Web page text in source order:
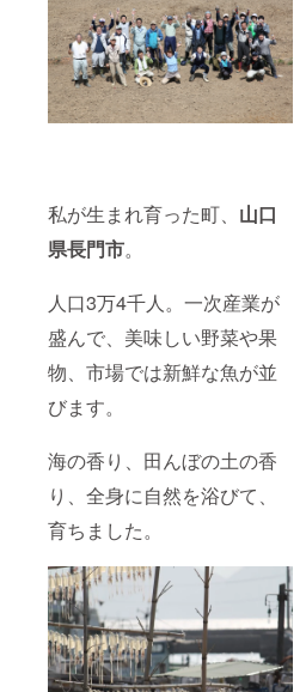
私が生まれ育った町、 山口
県長門市。
人口3万4千人。一次産業が
盛んで、美味しい野菜や果
物、市場では新鮮な魚が並
びます。
海の香り、田んぼの土の香
り、全身に自然を浴びて、
育ちました。